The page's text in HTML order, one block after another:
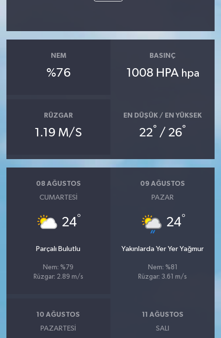
NEM
%76
BASINÇ
1008 HPA hpa
RÜZGAR
1.19 M/S
EN DÜŞÜK / EN YÜKSEK
22° / 26°
08 AĞUSTOS
CUMARTESI
24°
Parçalı Bulutlu
Nem: %79
Rüzgar: 2.89 m/s
09 AĞUSTOS
PAZAR
24°
Yakınlarda Yer Yer Yağmur
Nem: %81
Rüzgar: 3.61 m/s
10 AĞUSTOS
PAZARTESI
11 AĞUSTOS
SALI